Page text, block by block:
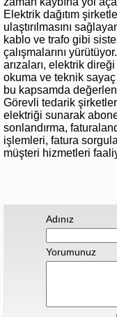
Elektrik dağıtım
ulaştırılmasını
kablo ve trafo gibi
çalışmalarını
arızaları, elektrik
okuma ve teknik
bu kapsamda
Görevli tedarik
elektriği sunarak
sonlandırma,
işlemleri, fatura
müşteri hizmetleri
Adınız
Yorumunuz